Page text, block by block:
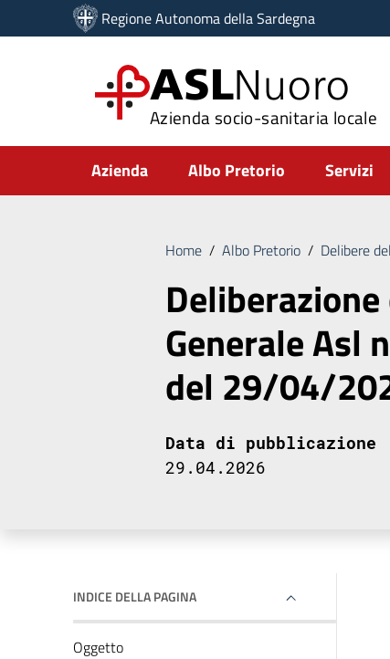
Vai ai contenuti
Vai al menu di navigazione
Regione Autonoma della Sardegna
ASLNuoro
Azienda socio-sanitaria locale
Submenu
Azienda Albo Pretorio Servizi
Home / Albo Pretorio / Delibere
Generale Asl
del 29/04/
Data di pubblicazione
29.04.2026
INDICE DELLA PAGINA
Oggetto